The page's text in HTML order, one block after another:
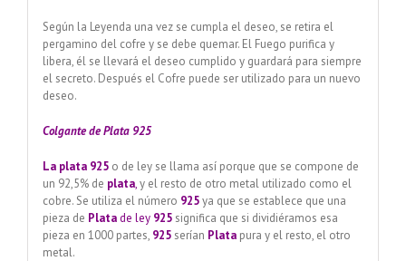
Según la Leyenda una vez se cumpla el deseo, se retira el
pergamino del cofre y se debe quemar. El Fuego purifica y
libera, él se llevará el deseo cumplido y guardará para siempre
el secreto. Después el Cofre puede ser utilizado para un nuevo
deseo.
Colgante de Plata 925
La plata 925 o de ley se llama así porque que se compone de
un 92,5% de plata,y el resto de otro metal utilizado como el
cobre. Se utiliza el número 925ya que se establece que una
pieza de Platade ley 925significa que si dividiéramos esa
pieza en 1000 partes, 925serían Platapura y el resto, el otro
metal.